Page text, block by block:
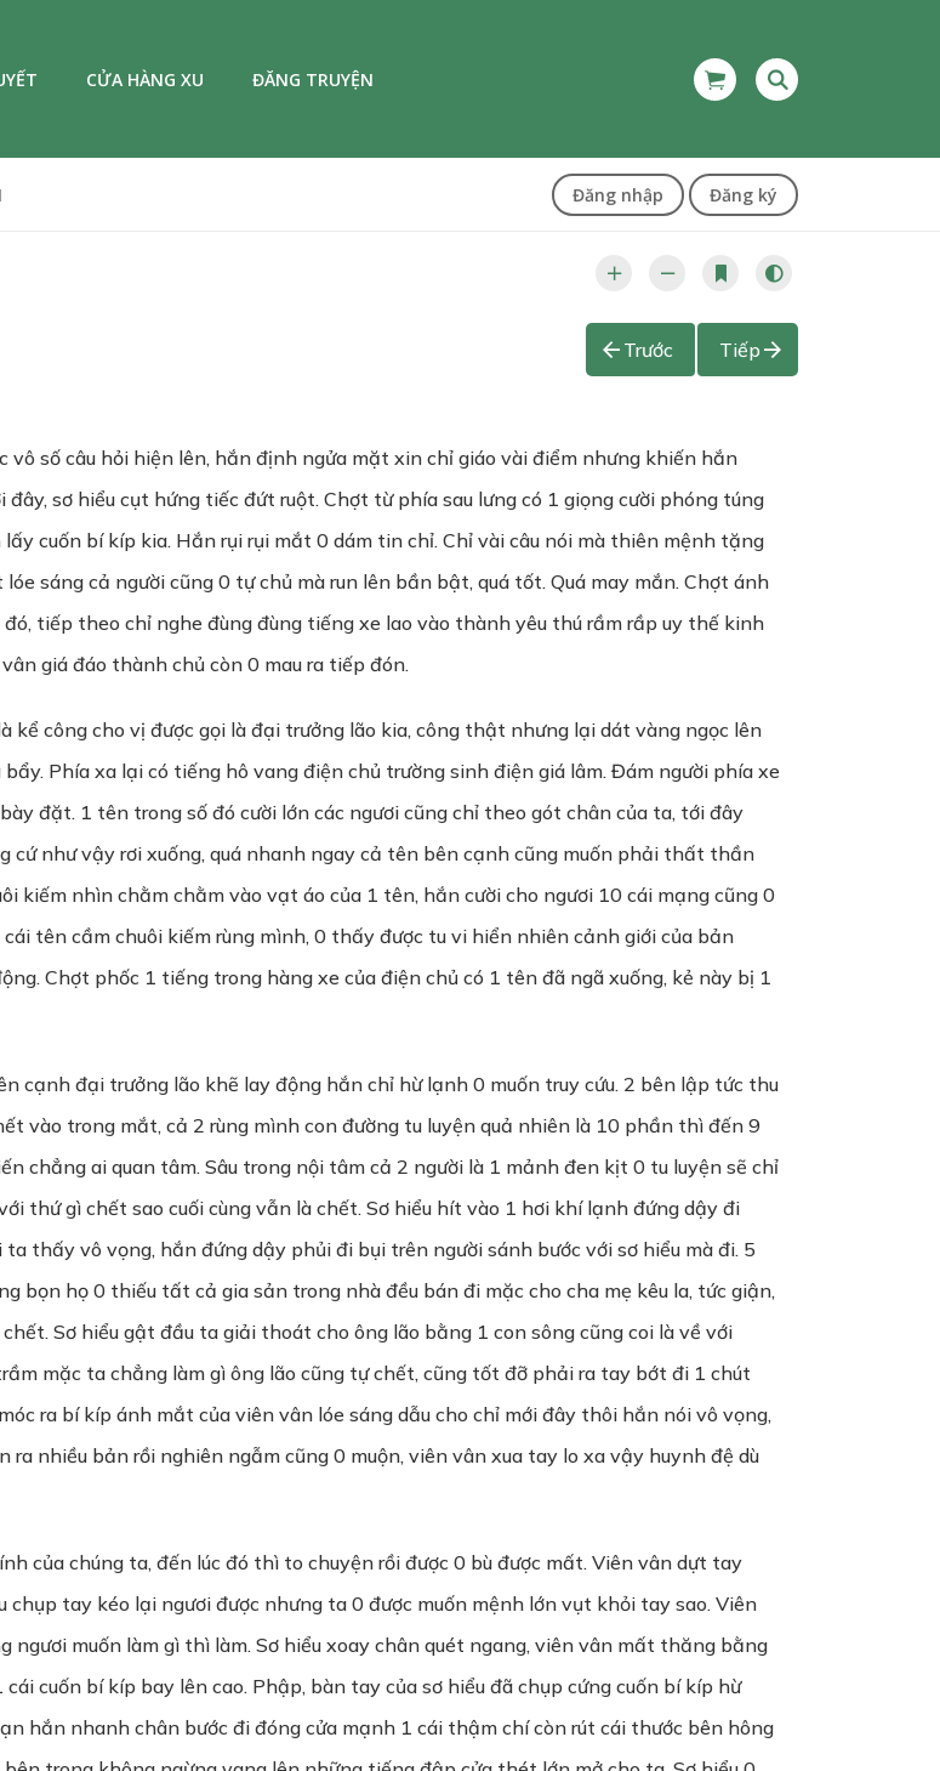
CỬA HÀNG XU ĐĂNG TRUYỆN
Đăng nhập Đăng ký
Trước Tiếp
số câu hỏi hiện lên, hắn định ngửa mặt xin chỉ giáo vài điểm nhưng khiến hắn
sơ hiểu cụt hứng tiếc đứt ruột. Chợt từ phía sau lưng có 1 giọng cười phóng túng
cuốn bí kíp kia. Hắn rụi rụi mắt 0 dám tin chỉ. Chỉ vài câu nói mà thiên mệnh tặng
sáng cả người cũng 0 tự chủ mà run lên bần bật, quá tốt. Quá may mắn. Chợt ánh
tiếp theo chỉ nghe đùng đùng tiếng xe lao vào thành yêu thú rầm rầp uy thế kinh
giá đáo thành chủ còn 0 mau ra tiếp đón.
kể công cho vị được gọi là đại trưởng lão kia, công thật nhưng lại dát vàng ngọc lên
Phía xa lại có tiếng hô vang điện chủ trường sinh điện giá lâm. Đám người phía xe
đặt. 1 tên trong số đó cười lớn các ngươi cũng chỉ theo gót chân của ta, tới đây
cứ như vậy rơi xuống, quá nhanh ngay cả tên bên cạnh cũng muốn phải thất thần
kiếm nhìn chằm chằm vào vạt áo của 1 tên, hắn cười cho ngươi 10 cái mạng cũng 0
tên cầm chuôi kiếm rùng mình, 0 thấy được tu vi hiển nhiên cảnh giới của bản
Chợt phốc 1 tiếng trong hàng xe của điện chủ có 1 tên đã ngã xuống, kẻ này bị 1
cạnh đại trưởng lão khẽ lay động hắn chỉ hừ lạnh 0 muốn truy cứu. 2 bên lập tức thu
vào trong mắt, cả 2 rùng mình con đường tu luyện quả nhiên là 10 phần thì đến 9
chẳng ai quan tâm. Sâu trong nội tâm cả 2 người là 1 mảnh đen kịt 0 tu luyện sẽ chỉ
thứ gì chết sao cuối cùng vẫn là chết. Sơ hiểu hít vào 1 hơi khí lạnh đứng dậy đi
thấy vô vọng, hắn đứng dậy phủi đi bụi trên người sánh bước với sơ hiểu mà đi. 5
bọn họ 0 thiếu tất cả gia sản trong nhà đều bán đi mặc cho cha mẹ kêu la, tức giận,
Sơ hiểu gật đầu ta giải thoát cho ông lão bằng 1 con sông cũng coi là về với
mặc ta chẳng làm gì ông lão cũng tự chết, cũng tốt đỡ phải ra tay bớt đi 1 chút
ra bí kíp ánh mắt của viên vân lóe sáng dẫu cho chỉ mới đây thôi hắn nói vô vọng,
nhiều bản rồi nghiên ngẫm cũng 0 muộn, viên vân xua tay lo xa vậy huynh đệ dù
của chúng ta, đến lúc đó thì to chuyện rồi được 0 bù được mất. Viên vân dựt tay
tay kéo lại ngươi được nhưng ta 0 được muốn mệnh lớn vụt khỏi tay sao. Viên
muốn làm gì thì làm. Sơ hiểu xoay chân quét ngang, viên vân mất thăng bằng
cuốn bí kíp bay lên cao. Phập, bàn tay của sơ hiểu đã chụp cứng cuốn bí kíp hừ
hắn nhanh chân bước đi đóng cửa mạnh 1 cái thậm chí còn rút cái thước bên hông